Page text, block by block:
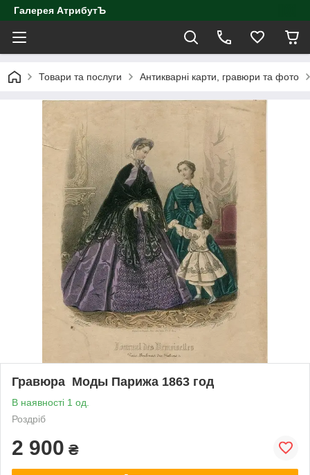
Галерея АтрибутЪ
Товари та послуги Антикварні карти, гравюри та фото
Гравюра Моды Парижа 1863 год
В наявності 1 од.
Роздріб
2 900 ₴